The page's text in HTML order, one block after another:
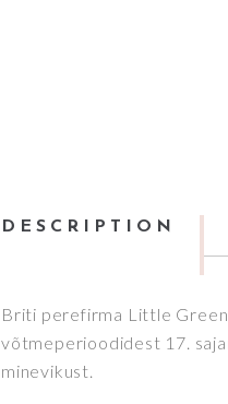
DESCRIPTION
Briti perefirma Little
võtmeperioodidest 17.
minevikust.